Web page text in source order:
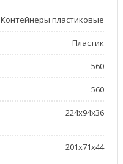
Контейнеры пластиковые
Пластик
560
560
224х94х36
201х71х44